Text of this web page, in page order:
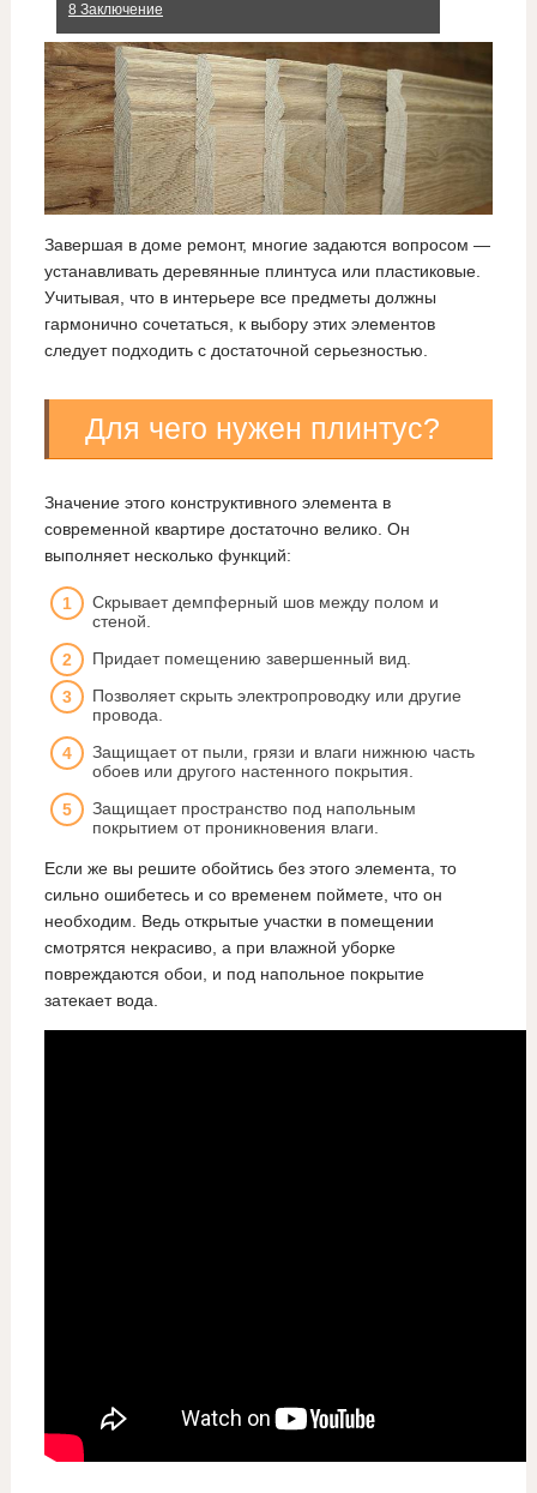
8 Заключение
Завершая в доме ремонт, многие задаются вопросом —
устанавливать деревянные плинтуса или пластиковые.
Учитывая, что в интерьере все предметы должны
гармонично сочетаться, к выбору этих элементов
следует подходить с достаточной серьезностью.
Для чего нужен плинтус?
Значение этого конструктивного элемента в
современной квартире достаточно велико. Он
выполняет несколько функций:
Скрывает демпферный шов между полом и
стеной.
Придает помещению завершенный вид.
Позволяет скрыть электропроводку или другие
провода.
Защищает от пыли, грязи и влаги нижнюю часть
обоев или другого настенного покрытия.
Защищает пространство под напольным
покрытием от проникновения влаги.
Если же вы решите обойтись без этого элемента, то
сильно ошибетесь и со временем поймете, что он
необходим. Ведь открытые участки в помещении
смотрятся некрасиво, а при влажной уборке
повреждаются обои, и под напольное покрытие
затекает вода.